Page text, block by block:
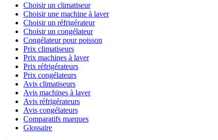
Choisir un climatiseur
Choisir une machine à laver
Choisir un réfrigérateur
Choisir un congélateur
Congélateur pour poisson
Prix climatiseurs
Prix machines à laver
Prix réfrigérateurs
Prix congélateurs
Avis climatiseurs
Avis machines à laver
Avis réfrigérateurs
Avis congélateurs
Comparatifs marques
Glossaire